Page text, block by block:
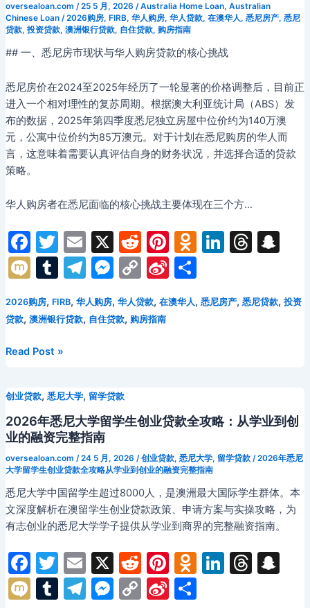
入
驻、
物
周
转
与
品
牌
出
水
融
资
oversealoan.com /25 5 月, 2026 /Australia Home Loan, Australian
Chinese Loan/2026购房, FIRB, 华人购房, 华人贷款, 在澳华人, 悉尼房产, 悉尼
贷款, 投资贷款, 澳洲银行贷款, 自住贷款, 购房指南
## 一、悉尼房市现状与华人购房贷款的核心挑战
悉尼房价在2024至2025年经历了一轮显著的价格调整后，目前正
进入一个相对理性的复苏周期。根据澳大利亚统计局（ABS）发
布的数据，2025年第四季度悉尼独立房屋中位价约为140万澳
元，公寓中位价约为85万澳元。对于计划在悉尼购房的华人而
言，这意味着需要认真评估自身的财务状况，并选择合适的贷款
策略。
华人购房者在悉尼面临的核心挑战主要体现在三个方…
F
a
c
e
b
o
k
T
w
itt
er
E
m
ai
l
X R
e
d
di
t
Pi
nt
er
e
O
d
n
o
ni
Li
e
T
a
S
p
M
i
T
m
bl
r
T
e
M
s
g
er
C
p
Si
a
分
2026购房, FIRB, 华人购房, 华人贷款, 在澳华人 , 悉尼房产, 悉尼贷款, 投资
贷款, 澳洲银行贷款, 自住贷款, 购房指南
2026
尼
华
人
房
款
全
攻
略：
自
住
购
Read Post »
创业贷款, 悉尼大学, 留学贷款
2026年悉尼大学留学生创业贷款全攻略：从学业到创
业的融资完整指南
oversealoan.com /24 5 月, 2026 /创业贷款, 悉尼大学, 留学贷款/2026年悉尼
大学留学生创业贷款全攻略从学业到创业的融资完整指南
悉尼大学中国留学生超过8000人，是澳洲最大国际学生群体。本
文深度解析在澳留学生创业贷款政策、申请方案与实操攻略，为
有志创业的悉尼大学学子提供从学业到商界的完整融资指南。
F
a
T
w
E
m
X R
e
Pi
nt
O
d
Li T S
M T T M C Si 分